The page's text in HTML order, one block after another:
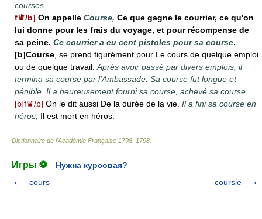
courses
f♛/b] On appelle Course, Ce que gagne le courrier, ce qu'on
lui donne pour les frais du voyage, et pour récompense de
sa peine. Ce courrier a eu cent pistoles pour sa course.
[b]Course , se prend figurément pour Le cours de quelque emploi
ou de quelque travail. Après avoir passé par divers emplois, il
termina sa course par l'Ambassade. Sa course fut longue et
pénible. Il a heureusement fourni sa course, achevé sa course
[b]f♛/b] On le dit aussi De la durée de la vie. Il a fini sa course en
héros, Il est mort en héros.
Dictionnaire de l'Académie Française 1798 1798
Игры ⚽
Нужна курсовая?
cours
coursie